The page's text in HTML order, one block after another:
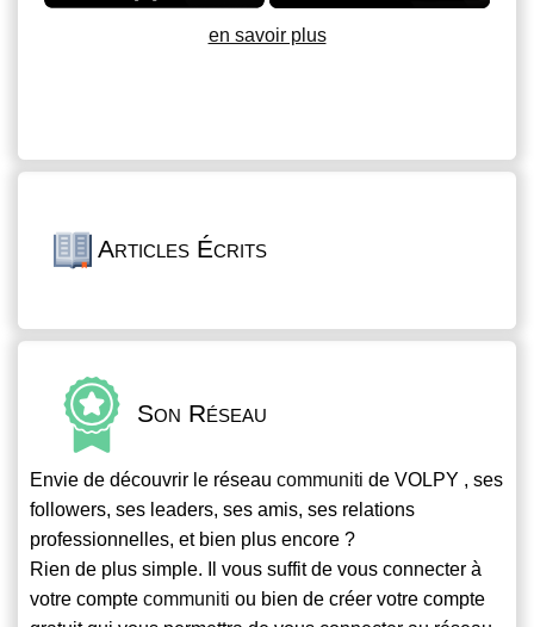
en savoir plus
Articles Écrits
Son Réseau
Envie de découvrir le réseau communiti de VOLPY , ses
followers, ses leaders, ses amis, ses relations
professionnelles, et bien plus encore ?
Rien de plus simple. Il vous suffit de vous connecter à
votre compte communiti ou bien de créer votre compte